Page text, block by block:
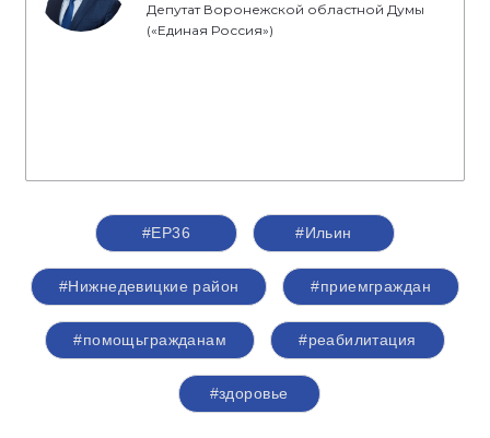
Депутат Воронежской областной Думы
(«Единая Россия»)
#ЕР36 #Ильин
#Нижнедевицкие район #приемграждан
#помощьгражданам #реабилитация
#здоровье